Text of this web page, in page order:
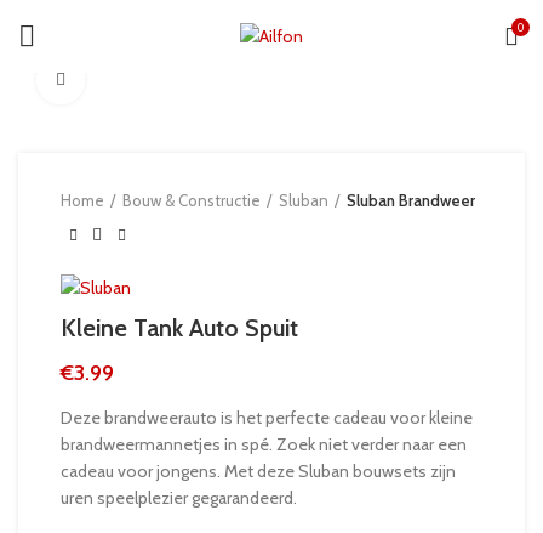
0
Home Bouw & Constructie Sluban Sluban Brandweer
Kleine Tank Auto Spuit
€3.99
Deze brandweerauto is het perfecte cadeau voor kleine
brandweermannetjes in spé. Zoek niet verder naar een
cadeau voor jongens. Met deze Sluban bouwsets zijn
uren speelplezier gegarandeerd.